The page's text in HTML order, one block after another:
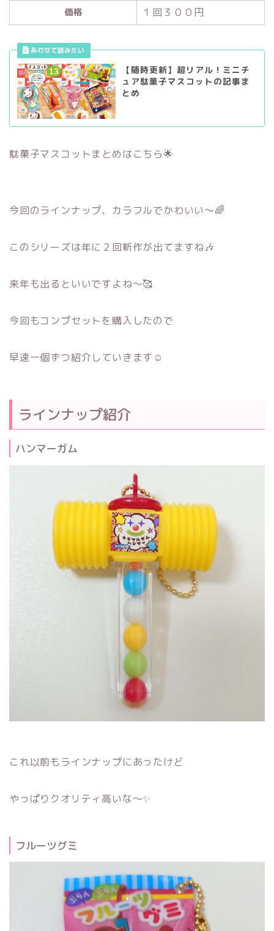
価格 １回３００円
【随時更新】超リアル！ミニチ
ュア駄菓子マスコットの記事ま
とめ
駄菓子マスコットまとめはこちら🌟
今回のラインナップ、カラフルでかわいい～🌈
このシリーズは年に２回新作が出てますね🎶
来年も出るといいですよね～🥰
今回もコンプセットを購入したので
早速一個ずつ紹介していきます☺
ラインナップ紹介
ハンマーガム
これ以前もラインナップにあったけど
やっぱりクオリティ高いな～✨
フルーツグミ